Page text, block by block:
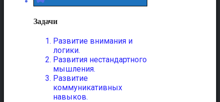
Задачи
Развитие внимания и
логики.
Развития нестандартного
мышления.
Развитие
коммуникативных
навыков.